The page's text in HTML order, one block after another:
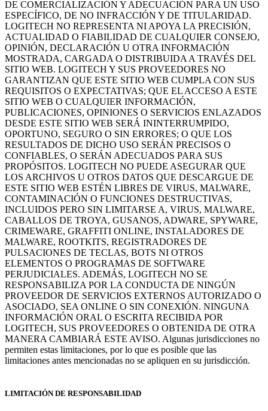
DE COMERCIALIZACIÓN Y ADECUACIÓN PARA UN USO
ESPECÍFICO, DE NO INFRACCIÓN Y DE TITULARIDAD.
LOGITECH NO REPRESENTA NI APOYA LA PRECISIÓN,
ACTUALIDAD O FIABILIDAD DE CUALQUIER CONSEJO,
OPINIÓN, DECLARACIÓN U OTRA INFORMACIÓN
MOSTRADA, CARGADA O DISTRIBUIDA A TRAVÉS DEL
SITIO WEB. LOGITECH Y SUS PROVEEDORES NO
GARANTIZAN QUE ESTE SITIO WEB CUMPLA CON SUS
REQUISITOS O EXPECTATIVAS; QUE EL ACCESO A ESTE
SITIO WEB O CUALQUIER INFORMACIÓN,
PUBLICACIONES, OPINIONES O SERVICIOS ENLAZADOS
DESDE ESTE SITIO WEB SERÁ ININTERRUMPIDO,
OPORTUNO, SEGURO O SIN ERRORES; O QUE LOS
RESULTADOS DE DICHO USO SERÁN PRECISOS O
CONFIABLES, O SERÁN ADECUADOS PARA SUS
PROPÓSITOS. LOGITECH NO PUEDE ASEGURAR QUE
LOS ARCHIVOS U OTROS DATOS QUE DESCARGUE DE
ESTE SITIO WEB ESTÉN LIBRES DE VIRUS, MALWARE,
CONTAMINACIÓN O FUNCIONES DESTRUCTIVAS,
INCLUIDOS PERO SIN LIMITARSE A, VIRUS, MALWARE,
CABALLOS DE TROYA, GUSANOS, ADWARE, SPYWARE,
CRIMEWARE, GRAFFITI ONLINE, INSTALADORES DE
MALWARE, ROOTKITS, REGISTRADORES DE
PULSACIONES DE TECLAS, BOTS NI OTROS
ELEMENTOS O PROGRAMAS DE SOFTWARE
PERJUDICIALES. ADEMÁS, LOGITECH NO SE
RESPONSABILIZA POR LA CONDUCTA DE NINGÚN
PROVEEDOR DE SERVICIOS EXTERNOS AUTORIZADO O
ASOCIADO, SEA ONLINE O SIN CONEXIÓN. NINGUNA
INFORMACIÓN ORAL O ESCRITA RECIBIDA POR
LOGITECH, SUS PROVEEDORES O OBTENIDA DE OTRA
MANERA CAMBIARÁ ESTE AVISO. Algunas jurisdicciones no
permiten estas limitaciones, por lo que es posible que las
limitaciones antes mencionadas no se apliquen en su jurisdicción.
LIMITACIÓN DE RESPONSABILIDAD